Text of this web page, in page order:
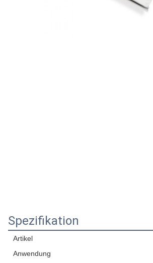
Spezifikation
Artikel
Anwendung